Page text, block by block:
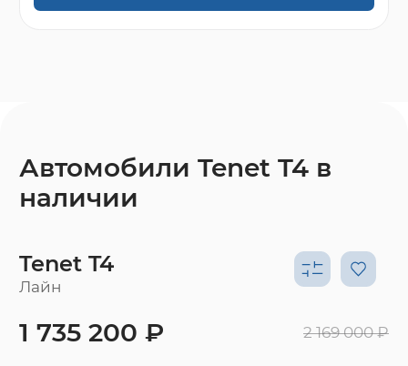
Автомобили Tenet T4 в
наличии
Tenet T4
Лайн
1 735 200 ₽ 2 169 000 ₽